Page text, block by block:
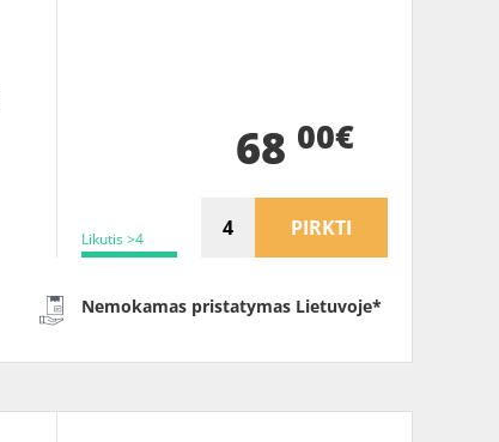
Likutis >4
68 00€
PIRKTI
Nemokamas pristatymas Lietuvoje*